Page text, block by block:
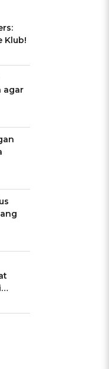
Klub!
agar